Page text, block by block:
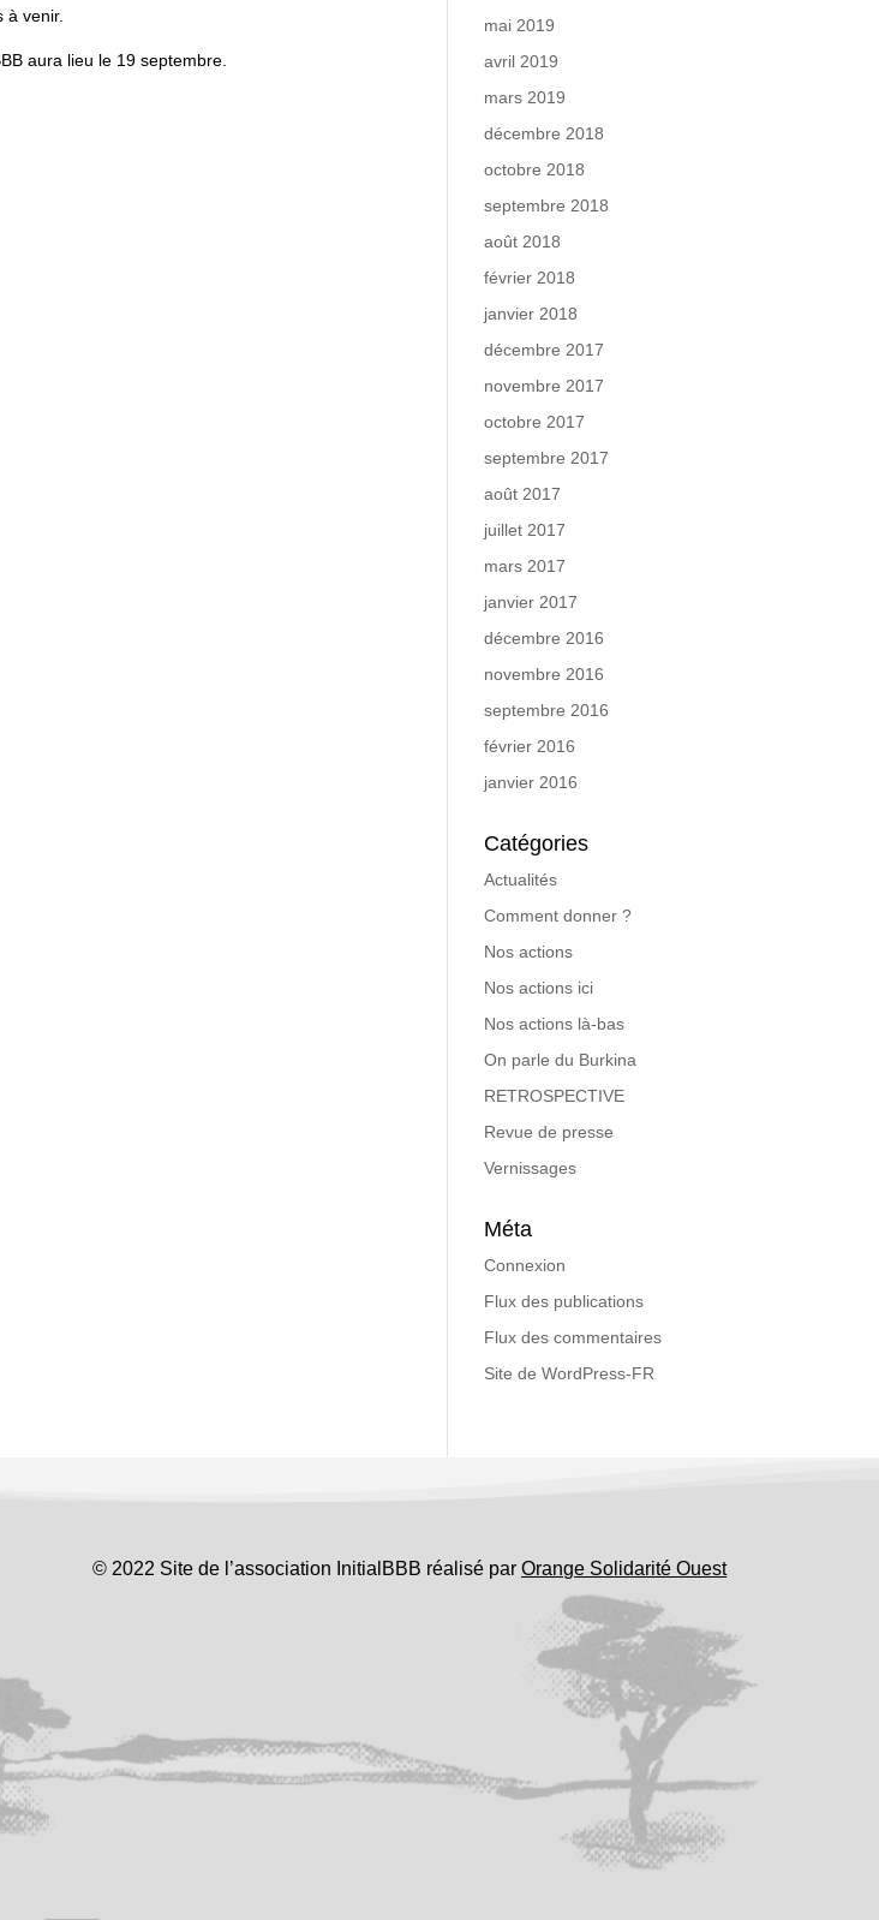
à venir.
aura lieu le 19 septembre.
mai 2019
avril 2019
mars 2019
décembre 2018
octobre 2018
septembre 2018
août 2018
février 2018
janvier 2018
décembre 2017
novembre 2017
octobre 2017
septembre 2017
août 2017
juillet 2017
mars 2017
janvier 2017
décembre 2016
novembre 2016
septembre 2016
février 2016
janvier 2016
Catégories
Actualités
Comment donner ?
Nos actions
Nos actions ici
Nos actions là-bas
On parle du Burkina
RETROSPECTIVE
Revue de presse
Vernissages
Méta
Connexion
Flux des publications
Flux des commentaires
Site de WordPress-FR
© 2022 Site de l’association InitialBBB réalisé parOrange Solidarité Ouest